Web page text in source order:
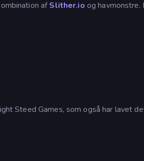
afSlither.io og havmonstre.
Steed Games, som også har lavet